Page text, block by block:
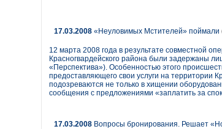
17.03.2008 «Неуловимых Мстителей» поймали
12 марта 2008 года в результате совместной
Красногвардейского района были задержаны
«Перспектива»). Особенностью этого
предоставляющего свои услуги на территории
подозреваются не только в хищении
сообщения с предложениями «заплатить за
17.03.2008 Вопросы бронирования. Решает